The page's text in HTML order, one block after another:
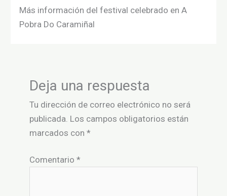
Más información del festival celebrado en A
Pobra Do Caramiñal
Deja una respuesta
Tu dirección de correo electrónico no será
publicada. Los campos obligatorios están
marcados con *
Comentario *